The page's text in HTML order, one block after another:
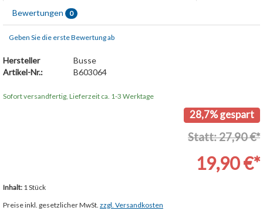
Bewertungen 0
Geben Sie die erste Bewertung ab
Hersteller
Busse
Artikel-Nr.:
B603064
Sofort versandfertig, Lieferzeit ca. 1-3 Werktage
28,7% gespart
Statt: 27,90 €*
19,90 €*
Inhalt: 1 Stück
Preise inkl. gesetzlicher MwSt. zzgl. Versandkosten